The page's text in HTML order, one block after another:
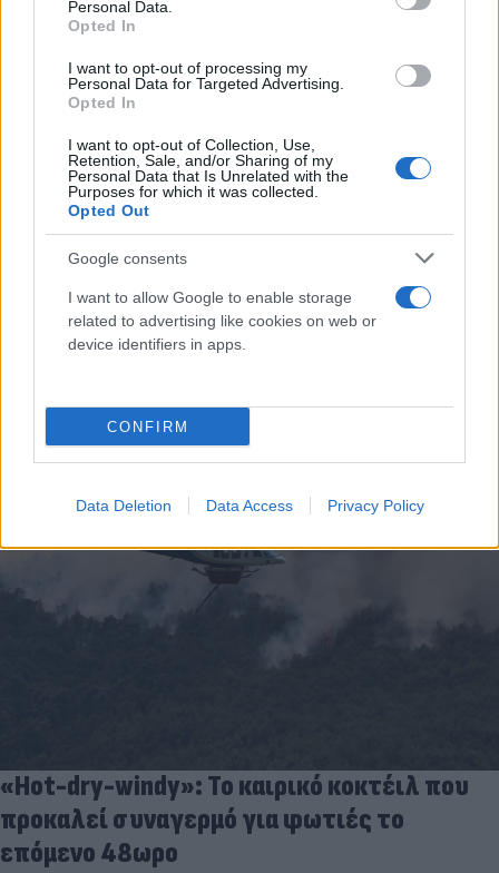
Personal Data.
Opted In
I want to opt-out of processing my
Personal Data for Targeted Advertising.
Opted In
I want to opt-out of Collection, Use,
Retention, Sale, and/or Sharing of my
Personal Data that Is Unrelated with the
Purposes for which it was collected.
Opted Out
Google consents
I want to allow Google to enable storage
related to advertising like cookies on web or
device identifiers in apps.
CONFIRM
Data Deletion Data Access Privacy Policy
FLASH FOCUS
«Hot-dry-windy»: Το καιρικό κοκτέιλ που
προκαλεί συναγερμό για φωτιές το
επόμενο 48ωρο